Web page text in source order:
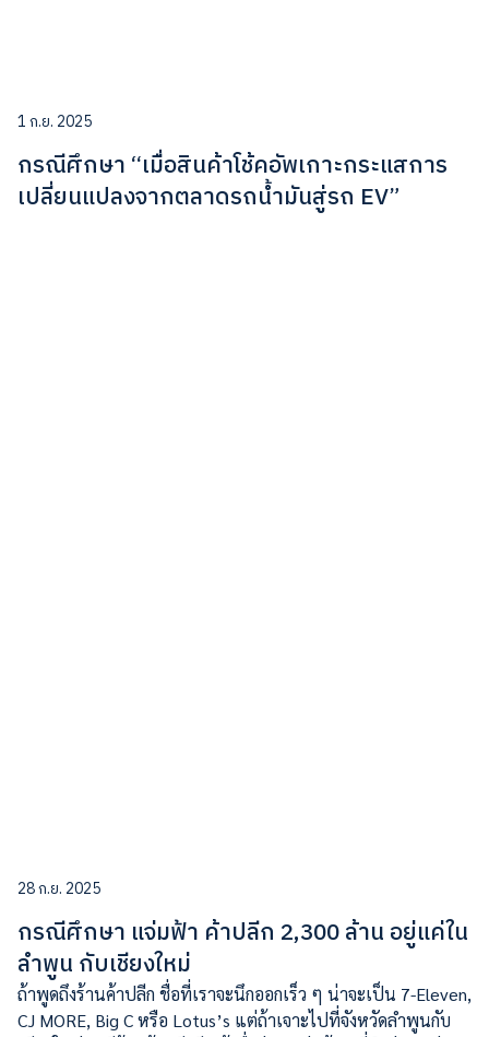
1 ก.ย. 2025
กรณีศึกษา “เมื่อสินค้าโช้คอัพเกาะกระแสการ
เปลี่ยนแปลงจากตลาดรถน้ำมันสู่รถ EV”
28 ก.ย. 2025
กรณีศึกษา แจ่มฟ้า ค้าปลีก 2,300 ล้าน อยู่แค่ใน
ลำพูน กับเชียงใหม่
ถ้าพูดถึงร้านค้าปลีก ชื่อที่เราจะนึกออกเร็ว ๆ น่าจะเป็น 7-Eleven,
CJ MORE, Big C หรือ Lotus’s แต่ถ้าเจาะไปที่จังหวัดลำพูนกับ